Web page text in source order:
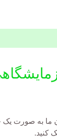
به صورت یک
کنید.